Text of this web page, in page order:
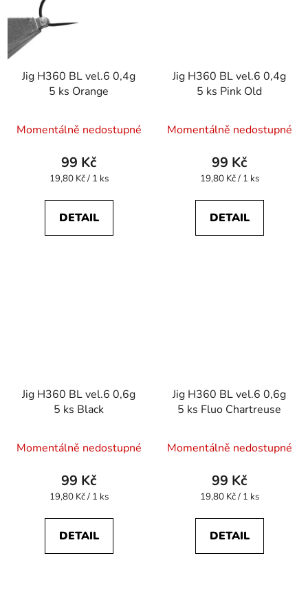
Jig H360 BL vel.6 0,4g
5 ks Orange
Momentálně nedostupné
99 Kč
Měrná
19,80 Kč / 1 ks
DETAIL
Jig H360 BL vel.6 0,4g
5 ks Pink Old
Momentálně nedostupné
99 Kč
Měrná
19,80 Kč / 1 ks
DETAIL
Jig H360 BL vel.6 0,6g
5 ks Black
Momentálně nedostupné
99 Kč
Měrná
19,80 Kč / 1 ks
DETAIL
Jig H360 BL vel.6 0,6g
5 ks Fluo Chartreuse
Momentálně nedostupné
99 Kč
Měrná
19,80 Kč / 1 ks
DETAIL